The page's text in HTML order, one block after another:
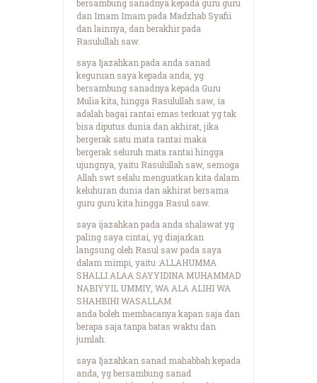
bersambung sanadnya kepada guru guru
dan Imam Imam pada Madzhab Syafii
dan lainnya, dan berakhir pada
Rasulullah saw.
saya Ijazahkan pada anda sanad
keguruan saya kepada anda, yg
bersambung sanadnya kepada Guru
Mulia kita, hingga Rasulullah saw, ia
adalah bagai rantai emas terkuat yg tak
bisa diputus dunia dan akhirat, jika
bergerak satu mata rantai maka
bergerak seluruh mata rantai hingga
ujungnya, yaitu Rasulullah saw, semoga
Allah swt selalu menguatkan kita dalam
keluhuran dunia dan akhirat bersama
guru guru kita hingga Rasul saw.
saya ijazahkan pada anda shalawat yg
paling saya cintai, yg diajarkan
langsung oleh Rasul saw pada saya
dalam mimpi, yaitu :ALLAHUMMA
SHALLI ALAA SAYYIDINA MUHAMMAD
NABIYYIL UMMIY, WA ALA ALIHI WA
SHAHBIHI WASALLAM
anda boleh membacanya kapan saja dan
berapa saja tanpa batas waktu dan
jumlah.
saya Ijazahkan sanad mahabbah kepada
anda, yg bersambung sanad